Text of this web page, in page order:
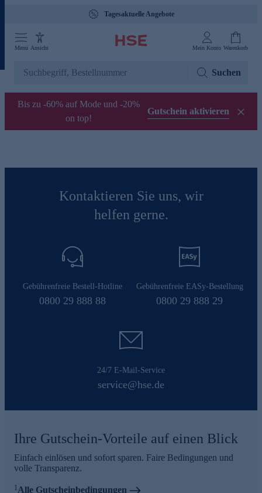
Tagesaktuelle Angebote
Menü Ansicht Mein Konto Warenkorb
Suchen
Bis zu -60% auf Mode und -20%
on top!
Gutschein aktivieren
Kontaktieren Sie uns, wir
helfen gerne.
Gebührenfreie Bestell-Hotline
0800 29 888 88
Gebührenfreie EASy-Bestellung
0800 29 888 29
24/7 E-Mail-Service
service@hse.de
Ihre Gutschein-Vorteile auf einen Blick
Einfach einlösen und sofort sparen. Faire Bedingungen und
volle Transparenz.
1Alle Gutscheinbedingungen